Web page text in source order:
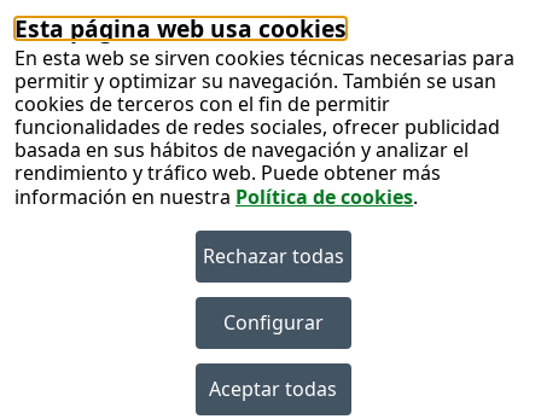
Esta página web usa cookies
En esta web se sirven cookies técnicas necesarias para
permitir y optimizar su navegación. También se usan
cookies de terceros con el fin de permitir
funcionalidades de redes sociales, ofrecer publicidad
basada en sus hábitos de navegación y analizar el
rendimiento y tráfico web. Puede obtener más
información en nuestra Política de cookies.